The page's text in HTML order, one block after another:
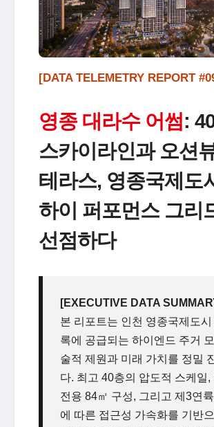
[DATA TELEMETRY REPORT
영종 대라수 어썸:
스카이라인과 오션
테라스, 영종국제도
하이 퍼포먼스 그리
선점하다
[EXECUTIVE DATA
본 리포트는 인천 영종국제도
록에 공급되는 하이엔드 주거 모
술적 제원과 미래 가치를 정밀
다. 최고 40층의 압도적 스케일,
전용 84㎡ 구성, 그리고 제3연
에 따른 접근성 가속화를 기반